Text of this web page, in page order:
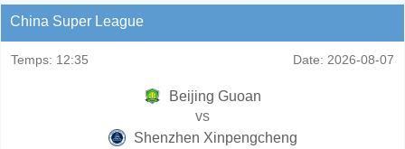
China Super League
Temps: 12:35 Date: 2026-08-07
Beijing Guoan
vs
Shenzhen Xinpengcheng